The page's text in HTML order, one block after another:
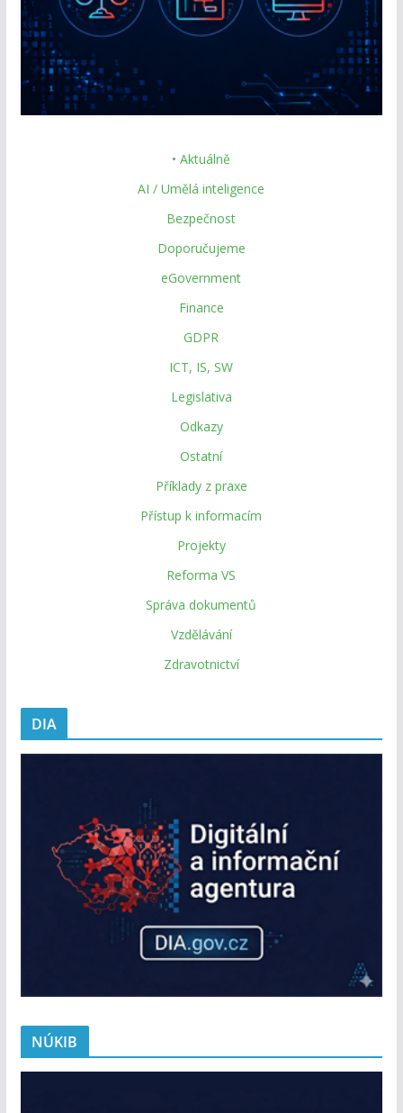
• Aktuálně
AI / Umělá inteligence
Bezpečnost
Doporučujeme
eGovernment
Finance
GDPR
ICT, IS, SW
Legislativa
Odkazy
Ostatní
Příklady z praxe
Přístup k informacím
Projekty
Reforma VS
Správa dokumentů
Vzdělávání
Zdravotnictví
DIA
NÚKIB